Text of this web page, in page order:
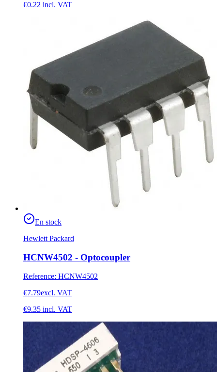
€0.22 incl. VAT
En stock
Hewlett Packard
HCNW4502 - Optocoupler
Reference: HCNW4502
€7.79excl. VAT
€9.35 incl. VAT